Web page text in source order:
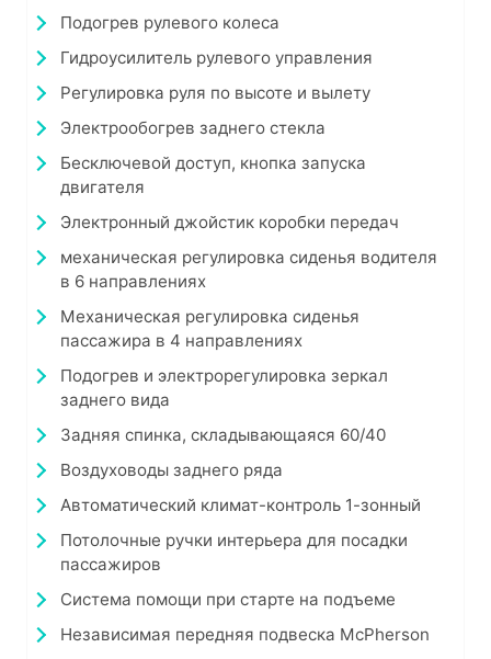
Подогрев рулевого колеса
Гидроусилитель рулевого управления
Регулировка руля по высоте и вылету
Электрообогрев заднего стекла
Бесключевой доступ, кнопка запуска
двигателя
Электронный джойстик коробки передач
механическая регулировка сиденья водителя
в 6 направлениях
Механическая регулировка сиденья
пассажира в 4 направлениях
Подогрев и электрорегулировка зеркал
заднего вида
Задняя спинка, складывающаяся 60/40
Воздуховоды заднего ряда
Автоматический климат-контроль 1-зонный
Потолочные ручки интерьера для посадки
пассажиров
Система помощи при старте на подъеме
Независимая передняя подвеска McPherson